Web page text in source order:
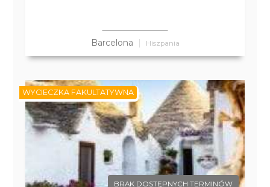
Barcelona Hiszpania
BRAK DOSTĘPNYCH TERMINÓW
WYCIECZKA FAKULTATYWNA